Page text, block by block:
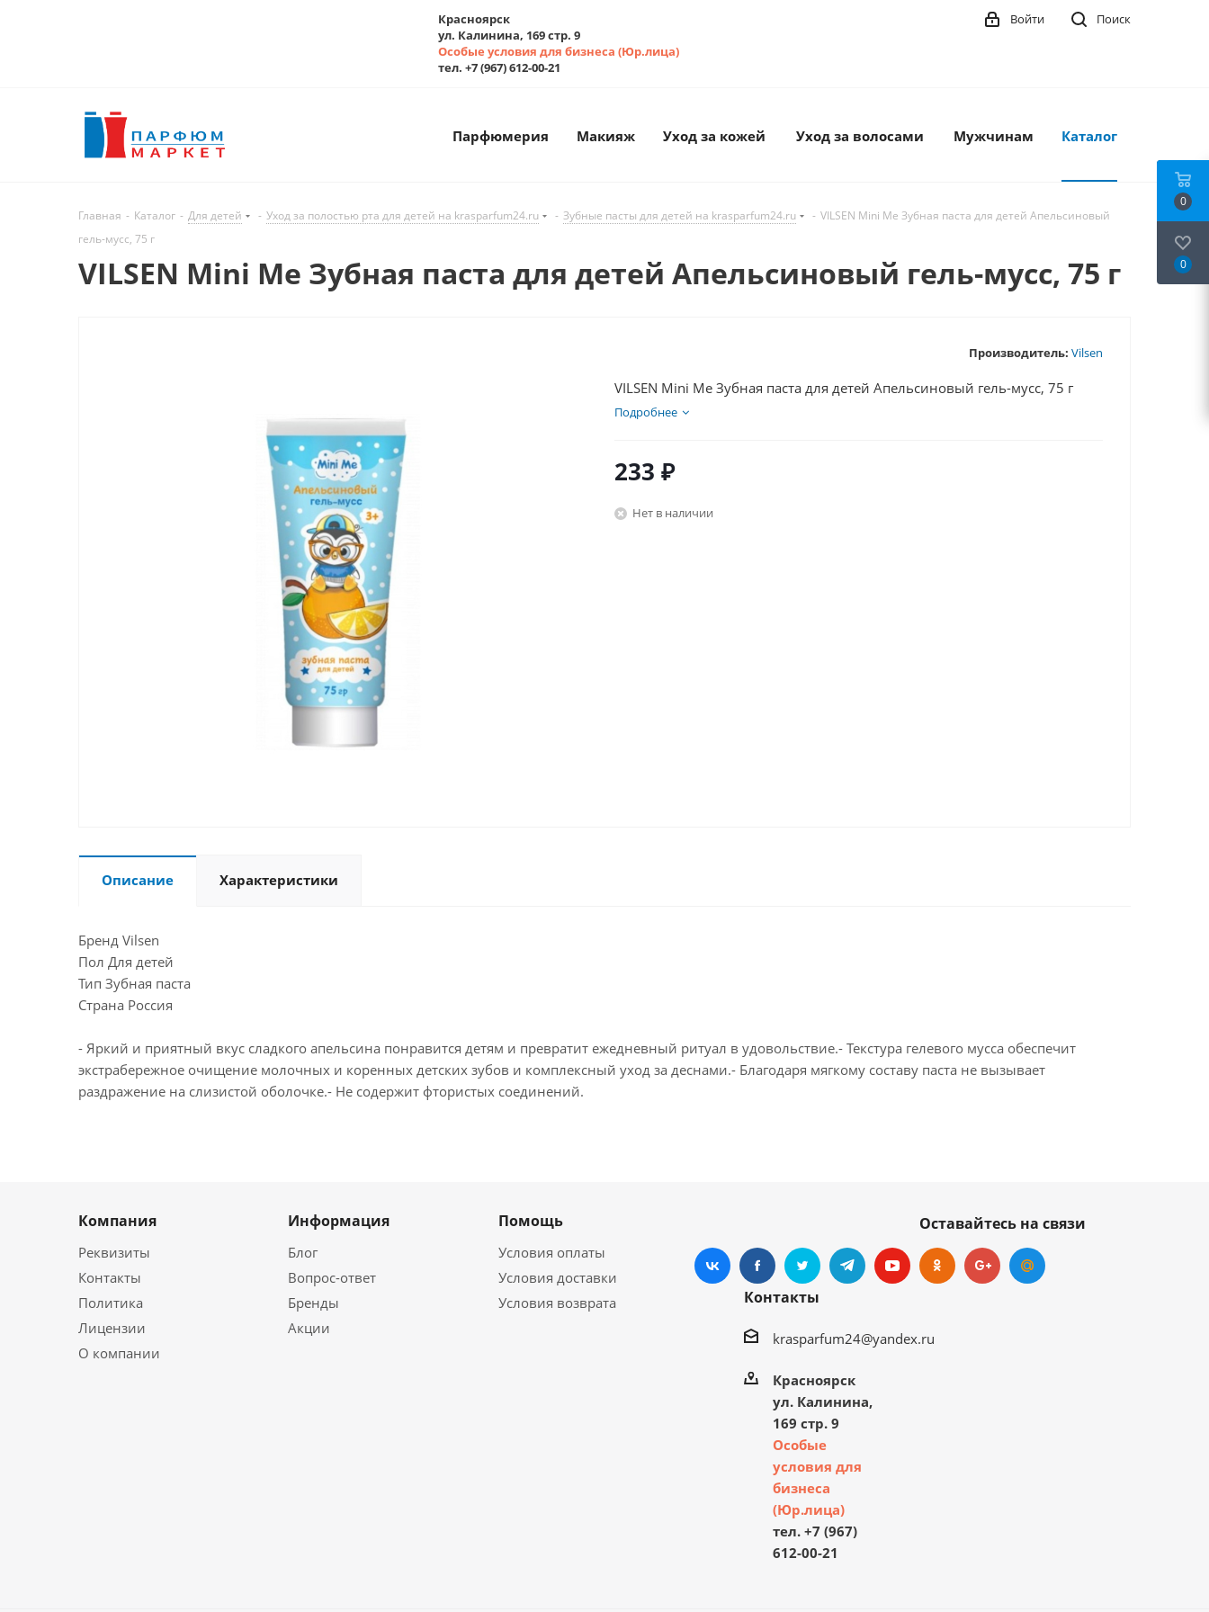
Красноярск
ул. Калинина, 169 стр. 9
Особые условия для бизнеса (Юр.лица)
тел. +7 (967) 612-00-21
Поиск
Войти
Парфюмерия Макияж Уход за кожей Уход за волосами Мужчинам Каталог
Главная - Каталог - Для детей - Уход за полостью рта для детей на krasparfum24.ru - Зубные пасты для детей на krasparfum24.ru - VILSEN Mini Me Зубная паста для детей Апельсиновый
гель-мусс, 75 г
VILSEN Mini Me Зубная паста для детей Апельсиновый гель-мусс, 75 г
Производитель: Vilsen
VILSEN Mini Me Зубная паста для детей Апельсиновый гель-мусс, 75 г
Подробнее
233 ₽
Нет в наличии
Описание Характеристики
Бренд Vilsen
Пол Для детей
Тип Зубная паста
Страна Россия
- Яркий и приятный вкус сладкого апельсина понравится детям и превратит ежедневный ритуал в удовольствие.- Текстура гелевого мусса обеспечит
экстрабережное очищение молочных и коренных детских зубов и комплексный уход за деснами.- Благодаря мягкому составу паста не вызывает
раздражение на слизистой оболочке.- Не содержит фтористых соединений.
Компания
Реквизиты
Контакты
Политика
Лицензии
О компании
Информация
Блог
Вопрос-ответ
Бренды
Акции
Помощь
Условия оплаты
Условия доставки
Условия возврата
Оставайтесь на связи
Контакты
krasparfum24@yandex.ru
Красноярск
ул. Калинина,
169 стр. 9
Особые
условия для
бизнеса
(Юр.лица)
тел. +7 (967)
612-00-21
0
0